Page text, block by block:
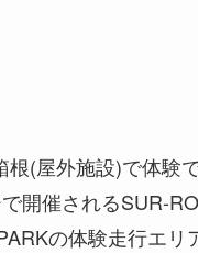
(屋外施設)で体験
開催されるSUR-
の体験走行エリ